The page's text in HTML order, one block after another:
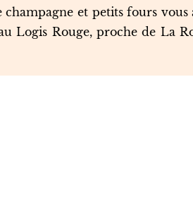
champagne et petits fours
Logis Rouge, proche de La